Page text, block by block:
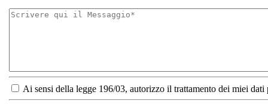
Ai sensi della legge 196/03, autorizzo il trattamento dei miei